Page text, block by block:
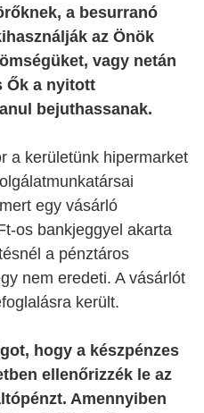
a besurranó
az Önök
vagy netán
Ők a nyitott
bejuthassanak.
a kerületünk hipermarket
egy vásárló
os bankjeggyel akarta
a pénztáros
nem eredeti. A vásárlót
került.
hogy a készpénzes
ellenőrizzék le az
Amennyiben